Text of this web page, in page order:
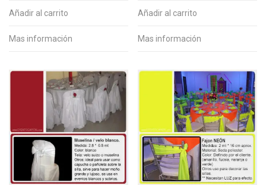
cantidad
Añadir al carrito
Mas información
cantidad
Añadir al carrito
Mas información